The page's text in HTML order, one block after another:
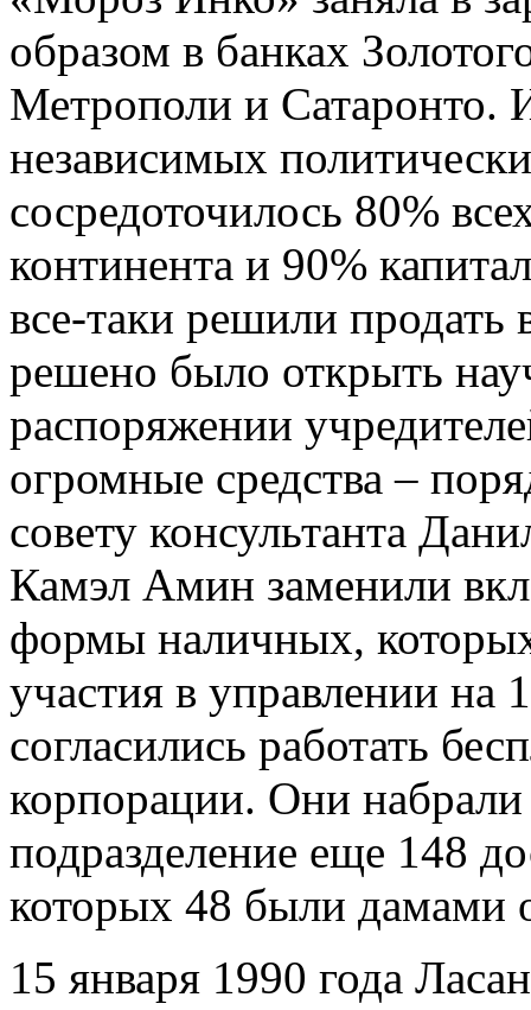
образом в банках
Метрополи и Сатаронто.
независимых
сосредоточилось 80%
континента и 90%
все-таки решили продать
решено было открыть
распоряжении
огромные средства –
совету консультанта
Камэл Амин заменили
формы наличных,
участия в управлении на
согласились работать
корпорации. Они
подразделение еще 148
которых 48 были дамами
15 января 1990 года